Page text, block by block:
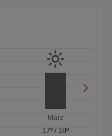
März
17º / 10º